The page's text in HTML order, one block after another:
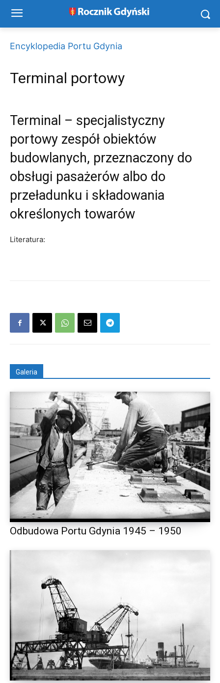
Encyklopedia Portu Gdynia
Terminal portowy
Terminal – specjalistyczny
portowy zespół obiektów
budowlanych, przeznaczony do
obsługi pasażerów albo do
przeładunku i składowania
określonych towarów
Literatura:
Galeria
Odbudowa Portu Gdynia 1945 – 1950